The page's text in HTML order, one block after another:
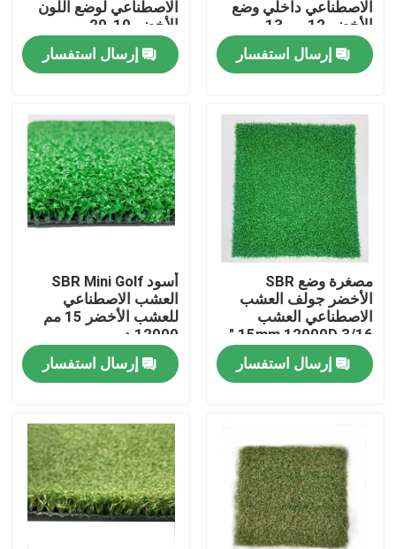
مسكن
أشرطة فيديو
معلومات عنا
جولة في المعمل
مراقبة الجودة
اتصل بنا
حالات
العشب الاصطناعي لكرة القدم
الاصطناعي داخلي وضع
SBR اللاتكس
إرسال استفسار
الاصطناعي لوضع اللون
73500s / M2
إرسال استفسار
مصغرة وضع SBR
الأخضر جولف العشب
الاصطناعي العشب
15mm 12000D 3/16 "
إرسال استفسار
أسود SBR Mini Golf
العشب الاصطناعي
للعشب الأخضر 15 مم
12000 د
إرسال استفسار